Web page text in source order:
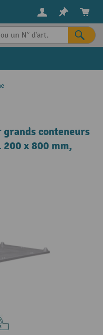
conteneurs
x 800 mm,